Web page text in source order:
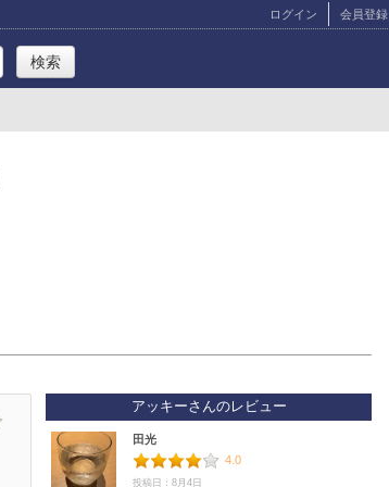
ログイン 会員登録
アッキーさんのレビュー
田光
4.0
投稿日：8月4日